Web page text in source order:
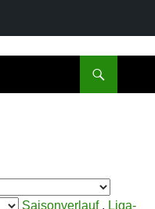
Saisonverlauf, Liga-